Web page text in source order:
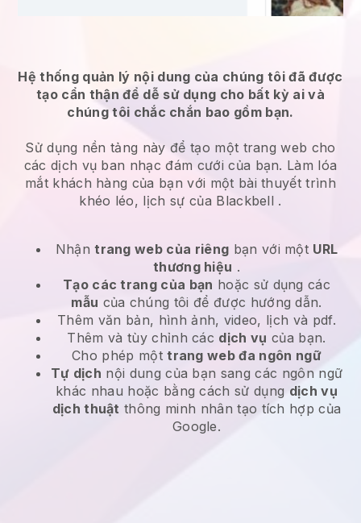
Hệ thống quản lý nội dung của chúng tôi đã được
tạo cẩn thận để dễ sử dụng cho bất kỳ ai và
chúng tôi chắc chắn bao gồm bạn.
Sử dụng nền tảng này để tạo một trang web cho
các dịch vụ ban nhạc đám cưới của bạn. Làm lóa
mắt khách hàng của bạn với một bài thuyết trình
khéo léo, lịch sự của Blackbell .
Nhậntrang web của riêng bạn với một URL
thương hiệu .
Tạo các trang của bạn hoặc sử dụng các
mẫu của chúng tôi để được hướng dẫn.
Thêm văn bản, hình ảnh, video, lịch và pdf.
Thêm và tùy chỉnh các dịch vụ của bạn.
Cho phép mộttrang web đa ngôn ngữ
Tự dịch nội dung của bạn sang các ngôn ngữ
khác nhau hoặc bằng cách sử dụng dịch vụ
dịch thuật thông minh nhân tạo tích hợp của
Google.